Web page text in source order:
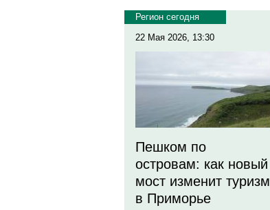
Регион сегодня
22 Мая 2026, 13:30
Пешком по
островам: как новый
мост изменит туризм
в Приморье